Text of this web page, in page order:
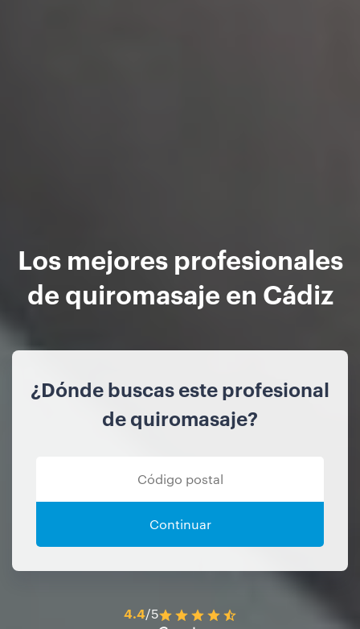
Los mejores profesionales
de quiromasaje en Cádiz
¿Dónde buscas este profesional
de quiromasaje?
Continuar
4.4/5